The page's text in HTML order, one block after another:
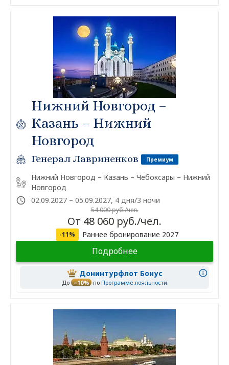
Нижний Новгород –
Казань – Нижний
Новгород
Генерал Лавриненков Премиум
Нижний Новгород – Казань – Чебоксары – Нижний
Новгород
02.09.2027 – 05.09.2027, 4 дня/3 ночи
54 000 руб./чел.
От 48 060 руб./чел.
-11% Раннее бронирование 2027
Подробнее
Донинтурфлот Бонус
До –10% по Программе лояльности